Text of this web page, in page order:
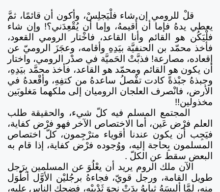
قلْ للرومي إن شاء فلْيَجلِسْ، وأكون أن قائمًا، ثمَّ
يعطي يدهُ فإما أن أُقيمهُ، وإما أن يُقْعِدَني؟! وإن شاء
فلْيَكُن هو القائم وأنا القاعد، فاخْتار الرومي القعود،
فأخذ محمّد بن الحنفيَّة بيَدِهِ وأقامه، وعجَزَ الروميّ عن
إقعاده، مصارعة! فذبَّتْ الحَميَّة في صدْر الرومي، واختار
أن يكون هو القائم ومحمّد هو القاعد، فأخذ محمَّد بيَدِهِ،
وجبذهُ جبْذةً كادت تفْصلُ ساعدهُ من كتفِهِ، وأقْعدهُ في
الأرض، فانْصرف العلجان الروميان إلى ملكهما مَغلوبَين
مخذولين!!
المجتمع المسلم فيه كلّ شيء، والحقيقة طلب
العلم فرْض عَين، أما الاختصاص الآخر فهو فرْض كفاية،
فيَجِب أن يكون عندنا أقوياء مترْجِمون، كلّ اختصاص
المسلمون بِحاجة إليه، ووُجوده فرْض كفاية، إذا قام به
البعض سقط عن الكلّ .
الآن ملك الروم يريد أن يعْلُوَ عن المسلمين بِرَجل
طويل القامة، ورجل قويّ، فجاءهُ برجُليْن الأوَّل أطْوَل
منه، لمَّا ألبسَهُ ثيابهُ بدَتْ نحوَ ثَدْييْه، فضحك الناس عليه،